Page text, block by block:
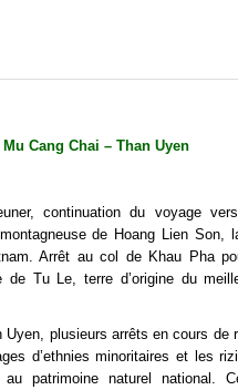
Cang Chai – Than Uyen
continuation du voyage
de Hoang Lien Son,
Arrêt au col de Khau Pha
de Tu Le, terre d’origine du
Uyen, plusieurs arrêts en cours de
d’ethnies minoritaires et les
patrimoine naturel national.